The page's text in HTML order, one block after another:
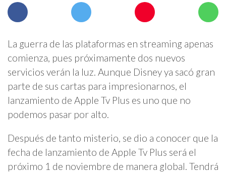
La guerra de las plataformas en streaming apenas
comienza, pues próximamente dos nuevos
servicios verán la luz. Aunque Disney ya sacó gran
parte de sus cartas para impresionarnos, el
lanzamiento de Apple Tv Plus es uno que no
podemos pasar por alto.
Después de tanto misterio, se dio a conocer que la
fecha de lanzamiento de Apple Tv Plus será el
próximo 1 de noviembre de manera global. Tendrá